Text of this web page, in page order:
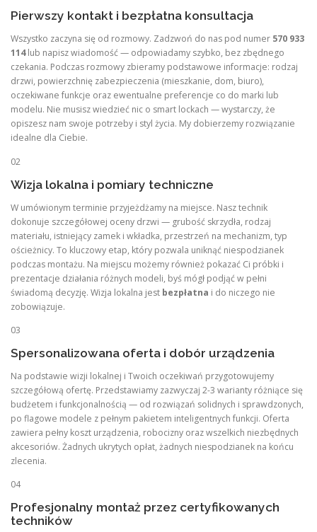
Pierwszy kontakt i bezpłatna konsultacja
Wszystko zaczyna się od rozmowy. Zadzwoń do nas pod numer 570 933
114lub napisz wiadomość — odpowiadamy szybko, bez zbędnego
czekania. Podczas rozmowy zbieramy podstawowe informacje: rodzaj
drzwi, powierzchnię zabezpieczenia (mieszkanie, dom, biuro),
oczekiwane funkcje oraz ewentualne preferencje co do marki lub
modelu. Nie musisz wiedzieć nic o smart lockach — wystarczy, że
opiszesz nam swoje potrzeby i styl życia. My dobierzemy rozwiązanie
idealne dla Ciebie.
02
Wizja lokalna i pomiary techniczne
W umówionym terminie przyjeżdżamy na miejsce. Nasz technik
dokonuje szczegółowej oceny drzwi — grubość skrzydła, rodzaj
materiału, istniejący zamek i wkładka, przestrzeń na mechanizm, typ
ościeżnicy. To kluczowy etap, który pozwala uniknąć niespodzianek
podczas montażu. Na miejscu możemy również pokazać Ci próbki i
prezentacje działania różnych modeli, byś mógł podjąć w pełni
świadomą decyzję. Wizja lokalna jest bezpłatna i do niczego nie
zobowiązuje.
03
Spersonalizowana oferta i dobór urządzenia
Na podstawie wizji lokalnej i Twoich oczekiwań przygotowujemy
szczegółową ofertę. Przedstawiamy zazwyczaj 2-3 warianty różniące się
budżetem i funkcjonalnością — od rozwiązań solidnych i sprawdzonych,
po flagowe modele z pełnym pakietem inteligentnych funkcji. Oferta
zawiera pełny koszt urządzenia, robocizny oraz wszelkich niezbędnych
akcesoriów. Żadnych ukrytych opłat, żadnych niespodzianek na końcu
zlecenia.
04
Profesjonalny montaż przez certyfikowanych
techników